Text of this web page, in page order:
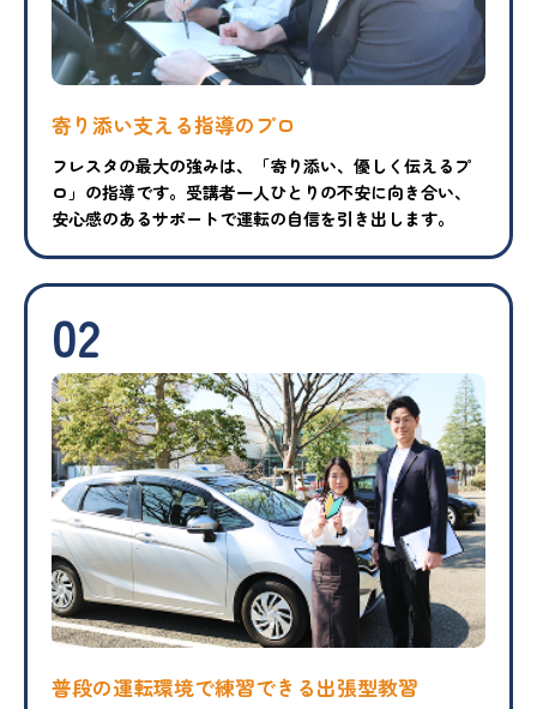
寄り添い支える指導のプロ
フレスタの最大の強みは、「寄り添い、優しく伝えるプ
ロ」の指導です。受講者一人ひとりの不安に向き合い、
安心感のあるサポートで運転の自信を引き出します。
02
普段の運転環境で練習できる出張型教習